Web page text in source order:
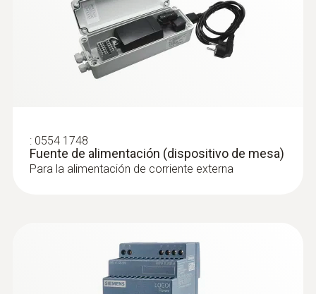
: 0554 1748
Fuente de alimentación (dispositivo de mesa)
Para la alimentación de corriente externa